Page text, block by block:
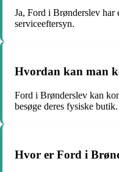
Ja, Ford i Brønderslev
serviceeftersyn.
Hvordan kan man
Ford i Brønderslev kan
besøge deres fysiske butik.
Hvor er Ford i